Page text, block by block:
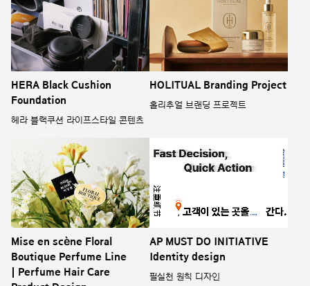
HERA Black Cushion
Foundation
헤라 블랙쿠션 라이프스타일 콘텐츠
HOLITUAL Branding Project
홀리추얼 브랜딩 프로젝트
Mise en scène Floral
Boutique Perfume Line
| Perfume Hair Care
AP MUST DO INITIATIVE
Identity design
필실천 원칙 디자인